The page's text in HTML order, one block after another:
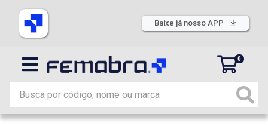
Baixe já nosso APP
0